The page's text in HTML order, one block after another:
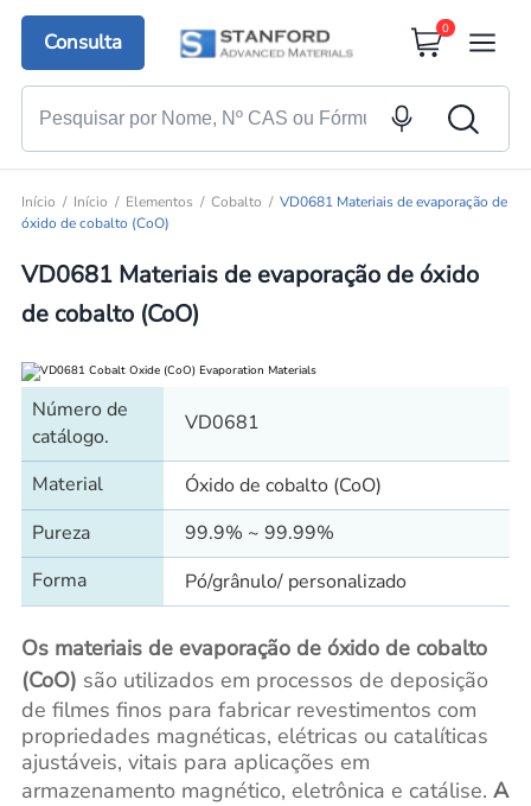
Consulta
0
Início Início Elementos Cobalto
VD0681 Materiais de evaporação de
óxido de cobalto (CoO)
VD0681 Materiais de evaporação de óxido
de cobalto (CoO)
Número de
catálogo.
VD0681
Material
Óxido de cobalto (CoO)
Pureza
99.9% ~ 99.99%
Forma
Pó/grânulo/ personalizado
Os materiais de evaporação de óxido de cobalto
(CoO) são utilizados em processos de deposição
de filmes finos para fabricar revestimentos com
propriedades magnéticas, elétricas ou catalíticas
ajustáveis, vitais para aplicações em
armazenamento magnético, eletrônica e catálise. A